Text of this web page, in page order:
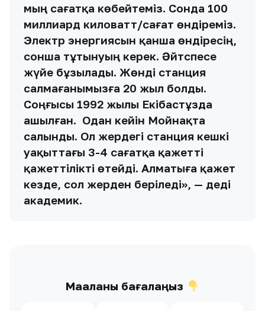
мың сағатқа көбейтеміз. Сонда 100
миллиард киловатт/сағат өндіреміз.
Электр энергиясын қанша өндіресің,
сонша тұтынуың керек. Әйтспесе
жүйе бұзылады. Жөнді станция
салмағанымызға 20 жыл болды.
Соңғысы 1992 жылы Екібастұзда
ашылған. Одан кейін Мойнақта
салынды. Ол жердегі станция кешкі
уақыттағы 3-4 сағатқа қажетті
қажеттілікті өтейді. Алматыға қажет
кезде, сол жерден беріледі», — деді
академик.
Мақаланы бағалаңыз